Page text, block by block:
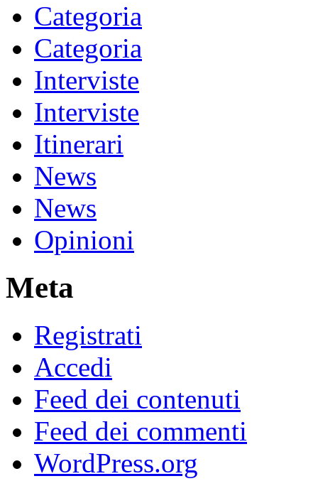
Categoria
Categoria
Interviste
Interviste
Itinerari
News
News
Opinioni
Meta
Registrati
Accedi
Feed dei contenuti
Feed dei commenti
WordPress.org